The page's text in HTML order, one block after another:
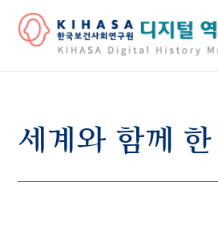
세계와 함께